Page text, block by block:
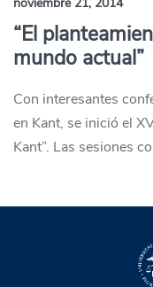
“El
mundo actual”
Con interesantes
en Kant, se inició el
Kant”. Las sesiones